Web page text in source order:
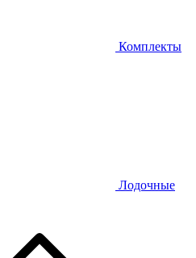
Комплекты
Лодочные